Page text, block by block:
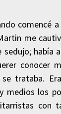
comencé
me
sedujo; había
conocer
trataba.
medios los
con